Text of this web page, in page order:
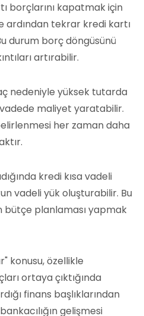
borçlarını kapatmak için
ardından tekrar kredi kartı
durum borç döngüsünü
artırabilir.
nedeniyle yüksek tutarda
maliyet yaratabilir.
her zaman daha
kredi kısa vadeli
vadeli yük oluşturabilir. Bu
bütçe planlaması yapmak
konusu, özellikle
ortaya çıktığında
finans başlıklarından
gelişmesi